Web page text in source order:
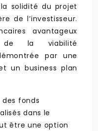
solidité du projet
de l’investisseur.
avantageux
de la viabilité
par une
un business plan
des fonds
dans le
être une option